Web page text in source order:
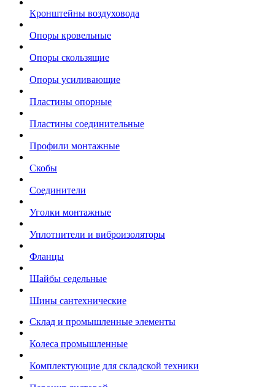
Кронштейны воздуховода
Опоры кровельные
Опоры скользящие
Опоры усиливающие
Пластины опорные
Пластины соединительные
Профили монтажные
Скобы
Соединители
Уголки монтажные
Уплотнители и виброизоляторы
Фланцы
Шайбы седельные
Шины сантехнические
Склад и промышленные элементы
Колеса промышленные
Комплектующие для складской техники